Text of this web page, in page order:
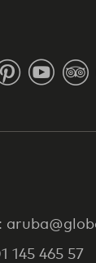
145 465 57